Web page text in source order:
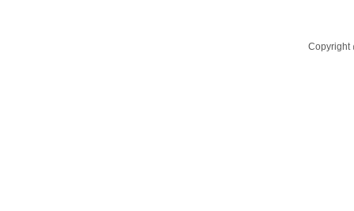
Copyright